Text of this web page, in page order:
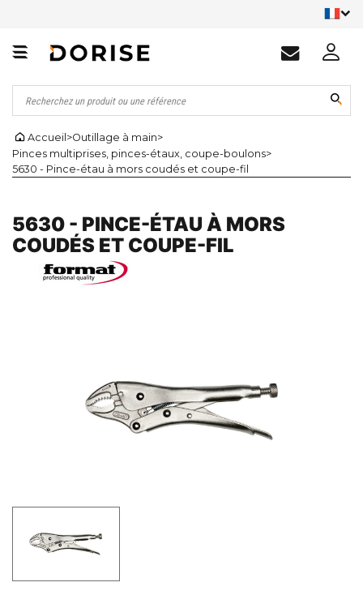
Accueil >Outillage à main>
Pinces multiprises, pinces-étaux, coupe-boulons>
5630 - Pince-étau à mors coudés et coupe-fil
5630 - PINCE-ÉTAU À MORS
COUDÉS ET COUPE-FIL